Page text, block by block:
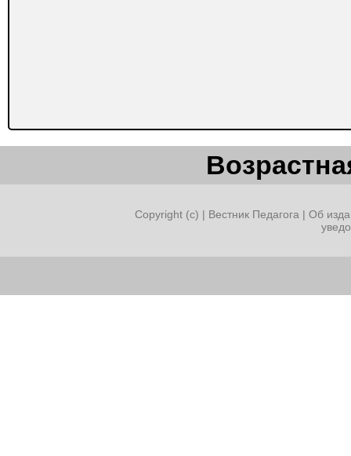
Copyright (c) | Вестник Педагога | Об